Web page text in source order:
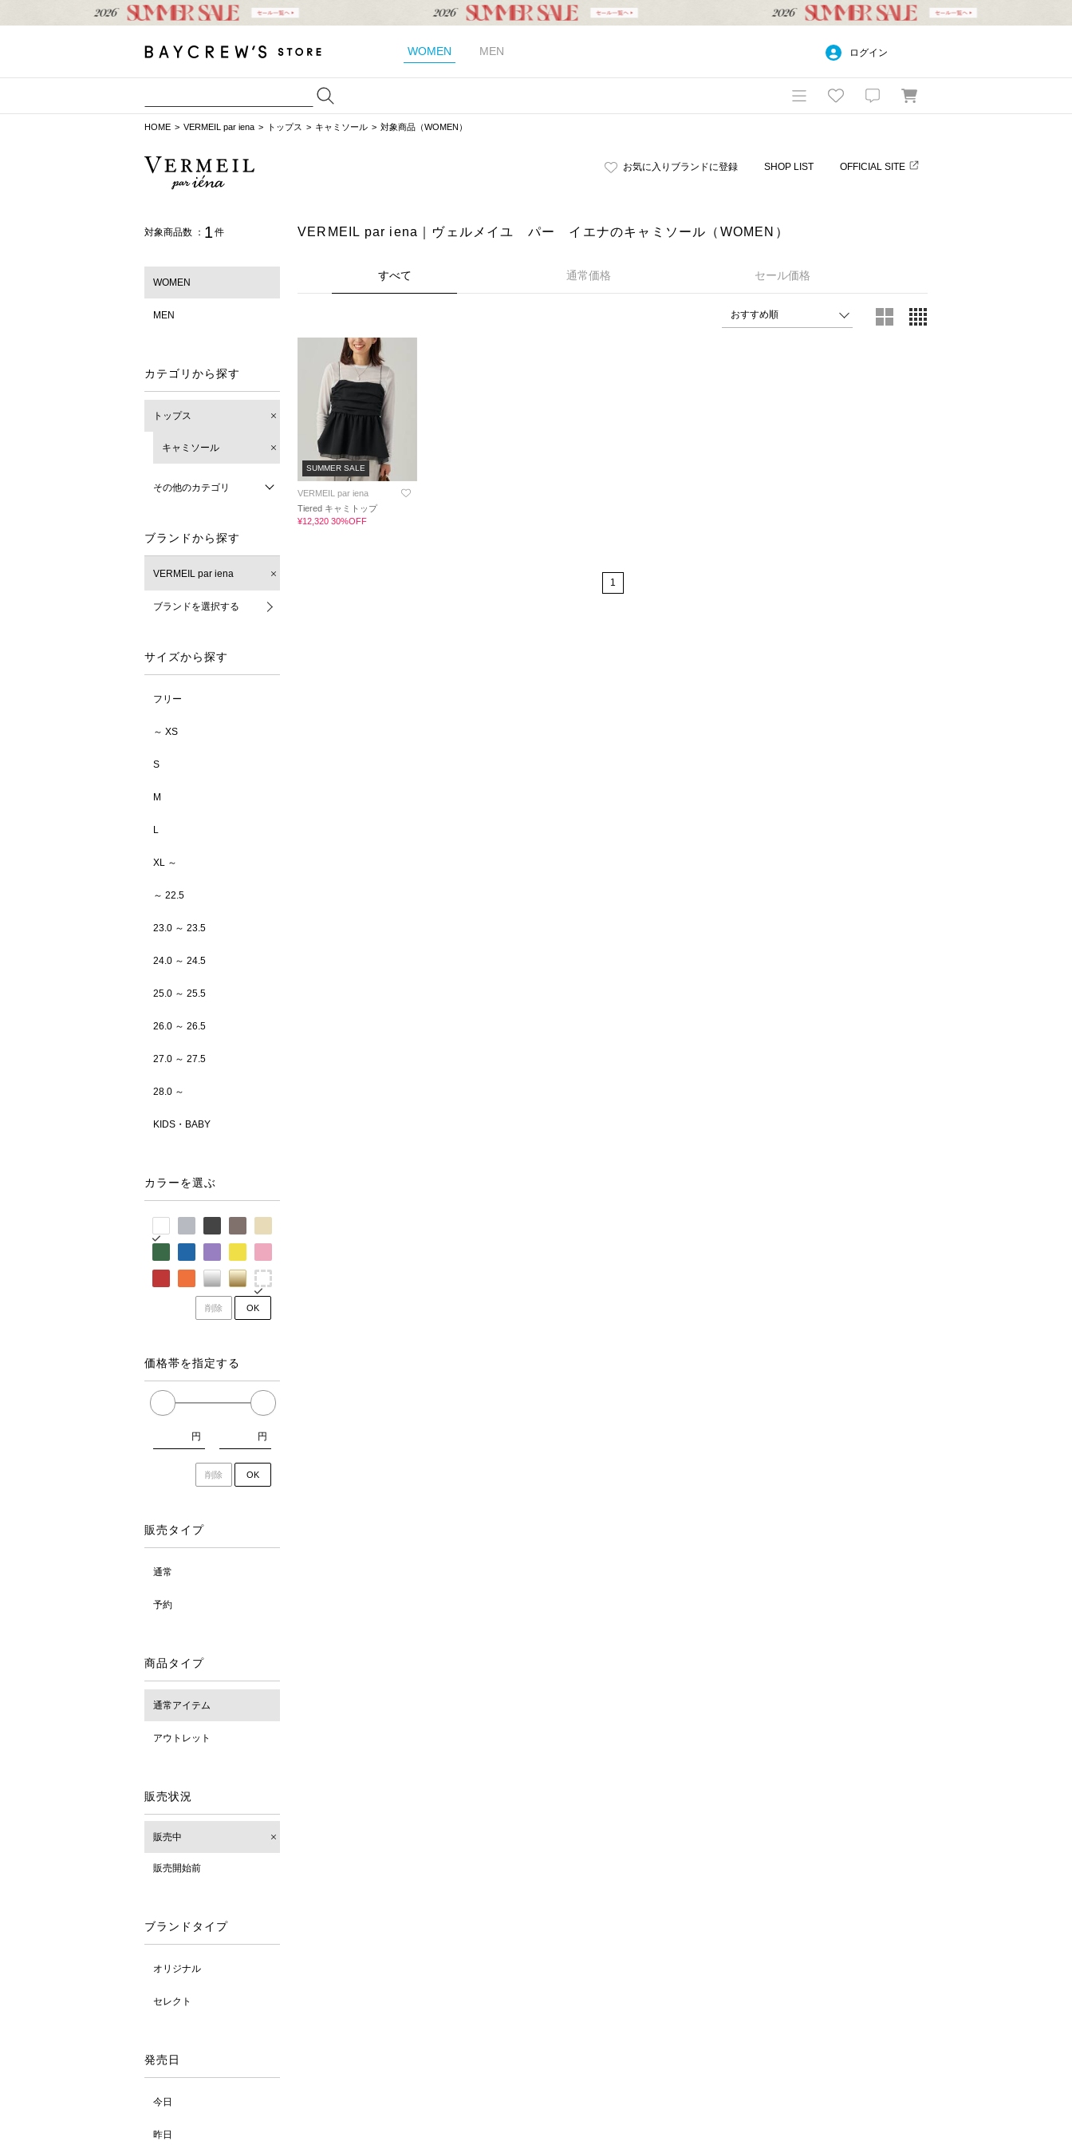
WOMEN MEN ログイン
HOME VERMEIL par iena トップス キャミソール 対象商品（WOMEN）
お気に入りブランドに登録 SHOP LIST OFFICIAL SITE
対象商品数 ： 1 件
WOMEN
MEN
カテゴリから探す
トップス
キャミソール
その他のカテゴリ
ブランドから探す
VERMEIL par iena
ブランドを選択する
サイズから探す
フリー
～ XS
S
M
L
XL ～
～ 22.5
23.0 ～ 23.5
24.0 ～ 24.5
25.0 ～ 25.5
26.0 ～ 26.5
27.0 ～ 27.5
28.0 ～
KIDS・BABY
カラーを選ぶ
削除 OK
価格帯を指定する
円 円
削除 OK
販売タイプ
通常
予約
商品タイプ
通常アイテム
アウトレット
販売状況
販売中
販売開始前
ブランドタイプ
オリジナル
セレクト
発売日
今日
昨日
VERMEIL par iena｜ヴェルメイユ パー イエナのキャミソール（WOMEN）
すべて 通常価格 セール価格
SUMMER SALE
VERMEIL par iena
Tiered キャミトップ
¥12,320 30%OFF
1